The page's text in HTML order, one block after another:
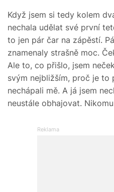
Když jsem si tedy kolem
nechala udělat své první
to jen pár čar na zápěstí.
znamenaly strašně moc.
Ale to, co přišlo, jsem
svým nejbližším, proč je to
nechápali mě. A já jsem
neustále obhajovat.